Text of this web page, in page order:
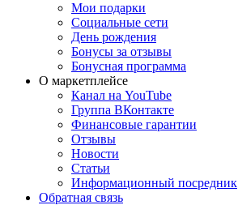
Мои подарки
Социальные сети
День рождения
Бонусы за отзывы
Бонусная программа
О маркетплейсе
Канал на YouTube
Группа ВКонтакте
Финансовые гарантии
Отзывы
Новости
Статьи
Информационный посредник
Обратная связь